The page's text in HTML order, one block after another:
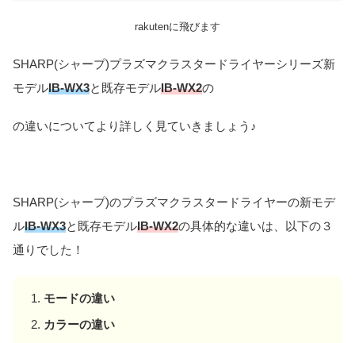
rakutenに飛びます
SHARP(シャープ)プラズマクラスタードライヤーシリーズ新
モデルIB-WX3と既存モデルIB-WX2の
の違いについてより詳しく見ていきましょう♪
SHARP(シャープ)のプラズマクラスタードライヤーの新モデ
ルIB-WX3と既存モデルIB-WX2の具体的な違いは、以下の３
通りでした！
モードの違い
カラーの違い